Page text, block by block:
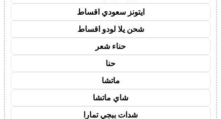
ايتونز سعودي اقساط
شحن يلا لودو اقساط
حناء شعر
حنا
ماتشا
شاي ماتشا
شدات ببجي تمارا